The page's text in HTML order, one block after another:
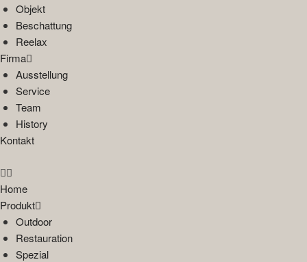
Objekt
Beschattung
Reelax
Firma
Ausstellung
Service
Team
History
Kontakt
Home
Produkt
Outdoor
Restauration
Spezial